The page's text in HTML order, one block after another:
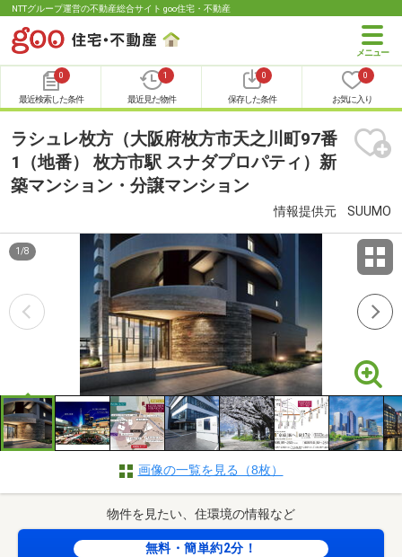
NTTグループ運営の不動産総合サイト goo住宅・不動産
0
最近検索した条件
1
最近見た物件
0
保存した条件
0
お気に入り
ラシュレ枚方（大阪府枚方市天之川町97番
1（地番） 枚方市駅 スナダプロパティ）新
築マンション・分譲マンション
情報提供元 SUUMO
1 /8
画像の一覧を見る（8枚）
物件を見たい、住環境の情報など
無料・簡単約2分！